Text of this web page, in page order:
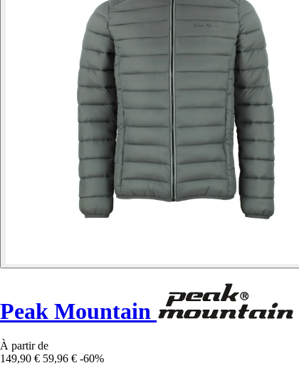
Peak Mountain
À partir de
149,90 € 59,96 € -60%